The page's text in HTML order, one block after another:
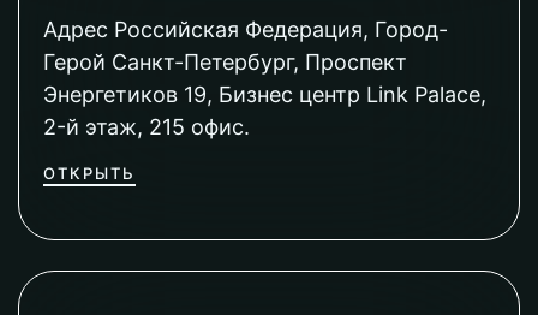
Адрес Российская Федерация, Город-
Герой Санкт-Петербург, Проспект
Энергетиков 19, Бизнес центр Link Palace,
2-й этаж, 215 офис.
ОТКРЫТЬ